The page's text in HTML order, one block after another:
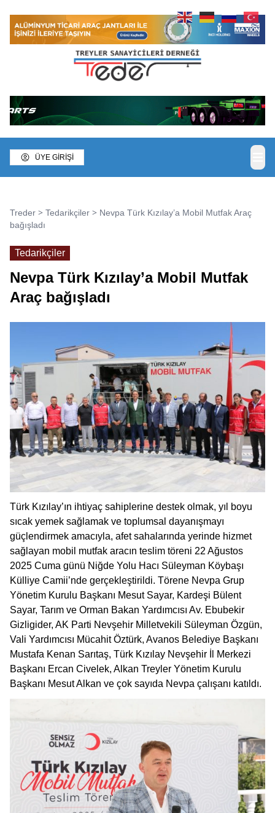
ÜYE GİRİŞİ
Treder > Tedarikçiler > Nevpa Türk Kızılay’a Mobil Mutfak Araç
bağışladı
Tedarikçiler
Nevpa Türk Kızılay’a Mobil Mutfak
Araç bağışladı
Türk Kızılay’ın ihtiyaç sahiplerine destek olmak, yıl boyu
sıcak yemek sağlamak ve toplumsal dayanışmayı
güçlendirmek amacıyla, afet sahalarında yerinde hizmet
sağlayan mobil mutfak aracın teslim töreni 22 Ağustos
2025 Cuma günü Niğde Yolu Hacı Süleyman Köybaşı
Külliye Camii’nde gerçekleştirildi. Törene Nevpa Grup
Yönetim Kurulu Başkanı Mesut Sayar, Kardeşi Bülent
Sayar, Tarım ve Orman Bakan Yardımcısı Av. Ebubekir
Gizligider, AK Parti Nevşehir Milletvekili Süleyman Özgün,
Vali Yardımcısı Mücahit Öztürk, Avanos Belediye Başkanı
Mustafa Kenan Sarıtaş, Türk Kızılay Nevşehir İl Merkezi
Başkanı Ercan Civelek, Alkan Treyler Yönetim Kurulu
Başkanı Mesut Alkan ve çok sayıda Nevpa çalışanı katıldı.